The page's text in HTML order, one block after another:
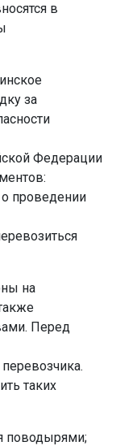
в
за
Федерации
о проведении
на
Перед
таких
поводырями;